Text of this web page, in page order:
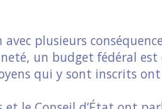
plusieurs
un budget fédéral est
qui y sont inscrits